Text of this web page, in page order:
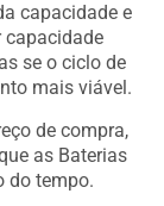
capacidade e
capacidade
se o ciclo de
mais viável.
de compra,
as Baterias
do tempo.